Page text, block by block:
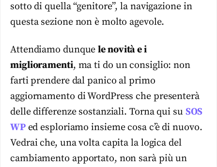
sotto di quella “genitore”, la navigazione in
questa sezione non è molto agevole.
Attendiamo dunquele novità e i
miglioramenti, ma ti do un consiglio: non
farti prendere dal panico al primo
aggiornamento di WordPress che presenterà
delle differenze sostanziali. Torna qui su SOS
WPed esploriamo insieme cosa c’è di nuovo.
Vedrai che, una volta capita la logica del
cambiamento apportato, non sarà più un